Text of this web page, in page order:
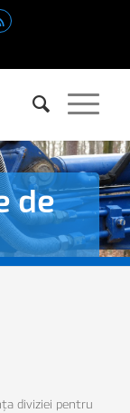
de
diviziei pentru